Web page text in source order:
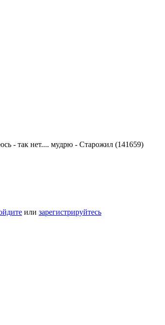
- так нет.... мудрю - Старожил (141659)
или зарегистрируйтесь